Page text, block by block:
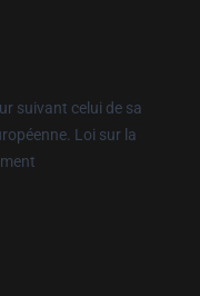
suivant celui de sa
Loi sur la